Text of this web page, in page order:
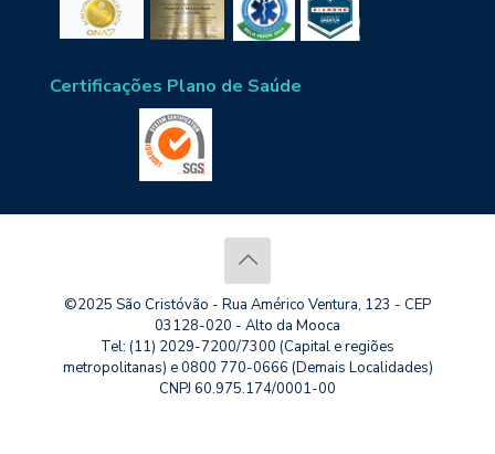
Certificações Plano de Saúde
©2025 São Cristóvão - Rua Américo Ventura, 123 - CEP
03128-020 - Alto da Mooca
Tel: (11) 2029-7200/7300 (Capital e regiões
metropolitanas) e 0800 770-0666 (Demais Localidades)
CNPJ 60.975.174/0001-00